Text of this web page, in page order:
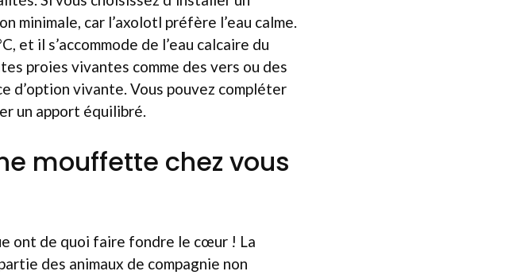
car l’axolotl préfère l’eau calme.
et il s’accommode de l’eau calcaire du
proies vivantes comme des vers ou des
d’option vivante. Vous pouvez compléter
un apport équilibré.
mouffette chez vous
ont de quoi faire fondre le cœur ! La
des animaux de compagnie non